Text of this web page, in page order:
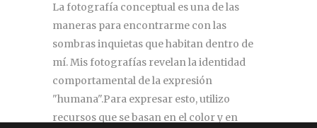
La fotografía conceptual es una de las
maneras para encontrarme con las
sombras inquietas que habitan dentro de
mí. Mis fotografías revelan la identidad
comportamental de la expresión
"humana".Para expresar esto, utilizo
recursos que se basan en el color y en